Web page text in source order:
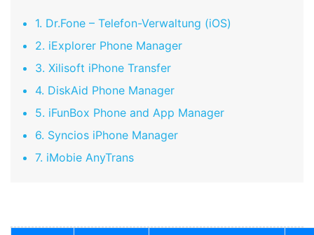
1. Dr.Fone – Telefon-Verwaltung (iOS)
2. iExplorer Phone Manager
3. Xilisoft iPhone Transfer
4. DiskAid Phone Manager
5. iFunBox Phone and App Manager
6. Syncios iPhone Manager
7. iMobie AnyTrans